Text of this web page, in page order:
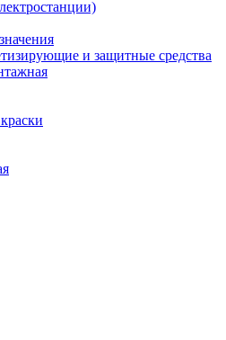
и защитные средства